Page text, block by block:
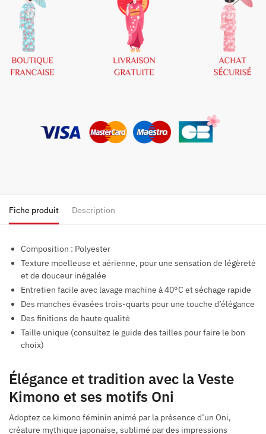
Fiche produit Description
Composition : Polyester
Texture moelleuse et aérienne, pour une sensation de légèreté
et de douceur inégalée
Entretien facile avec lavage machine à 40°C et séchage rapide
Des manches évasées trois-quarts pour une touche d’élégance
Des finitions de haute qualité
Taille unique (consultez le guide des tailles pour faire le bon
choix)
Élégance et tradition avec la Veste
Kimono et ses motifs Oni
Adoptez ce kimono féminin animé par la présence d’un Oni,
créature mythique japonaise, sublimé par des impressions